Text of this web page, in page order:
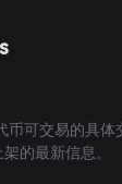
可交易的具体
的最新信息。